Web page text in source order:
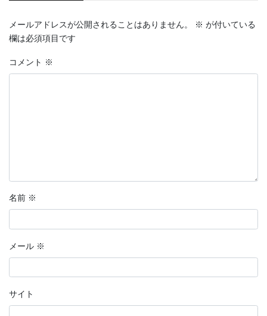
メールアドレスが公開されることはありません。 ※ が付いている
欄は必須項目です
コメント ※
名前 ※
メール ※
サイト